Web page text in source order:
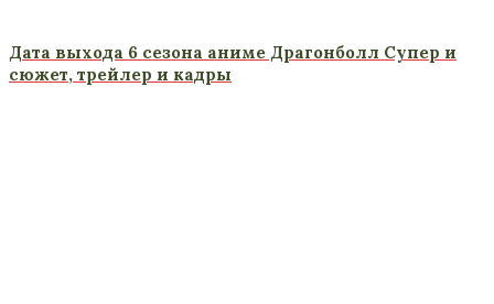
Дата выхода 6 сезона аниме Драгонболл Супер и
сюжет, трейлер и кадры